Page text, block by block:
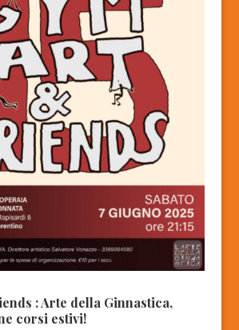
: Arte della Ginnastica,
corsi estivi!